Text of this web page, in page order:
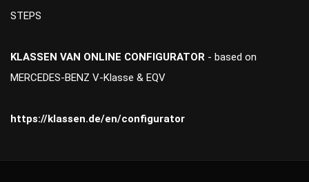
STEPS
KLASSEN VAN ONLINE CONFIGURATOR - based on
MERCEDES-BENZ V-Klasse & EQV
https://klassen.de/en/configurator